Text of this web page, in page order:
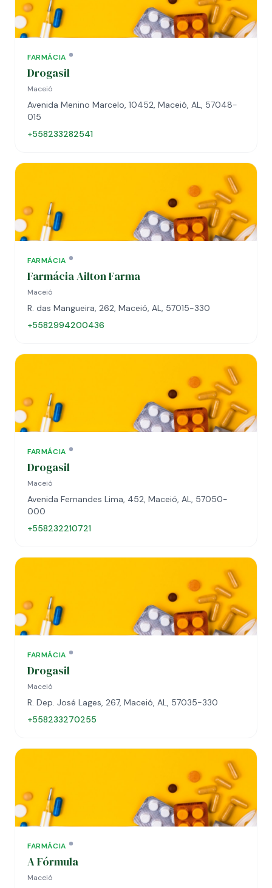
FARMÁCIA
Drogasil
Maceió
Avenida Menino Marcelo, 10452, Maceió, AL, 57048-
015
+558233282541
FARMÁCIA
Farmácia Ailton Farma
Maceió
R. das Mangueira, 262, Maceió, AL, 57015-330
+5582994200436
FARMÁCIA
Drogasil
Maceió
Avenida Fernandes Lima, 452, Maceió, AL, 57050-
000
+558232210721
FARMÁCIA
Drogasil
Maceió
R. Dep. José Lages, 267, Maceió, AL, 57035-330
+558233270255
FARMÁCIA
A Fórmula
Maceió